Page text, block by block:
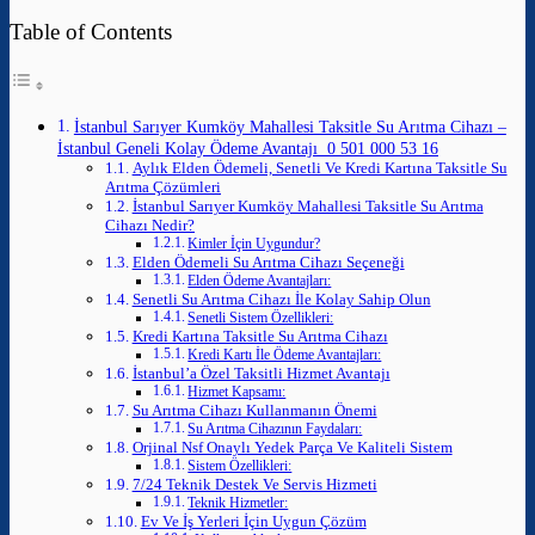
Table of Contents
İstanbul Sarıyer Kumköy Mahallesi Taksitle Su Arıtma Cihazı –
İstanbul Geneli Kolay Ödeme Avantajı 0 501 000 53 16
Aylık Elden Ödemeli, Senetli Ve Kredi Kartına Taksitle Su
Arıtma Çözümleri
İstanbul Sarıyer Kumköy Mahallesi Taksitle Su Arıtma
Cihazı Nedir?
Kimler İçin Uygundur?
Elden Ödemeli Su Arıtma Cihazı Seçeneği
Elden Ödeme Avantajları:
Senetli Su Arıtma Cihazı İle Kolay Sahip Olun
Senetli Sistem Özellikleri:
Kredi Kartına Taksitle Su Arıtma Cihazı
Kredi Kartı İle Ödeme Avantajları:
İstanbul’a Özel Taksitli Hizmet Avantajı
Hizmet Kapsamı:
Su Arıtma Cihazı Kullanmanın Önemi
Su Arıtma Cihazının Faydaları:
Orjinal Nsf Onaylı Yedek Parça Ve Kaliteli Sistem
Sistem Özellikleri:
7/24 Teknik Destek Ve Servis Hizmeti
Teknik Hizmetler:
Ev Ve İş Yerleri İçin Uygun Çözüm